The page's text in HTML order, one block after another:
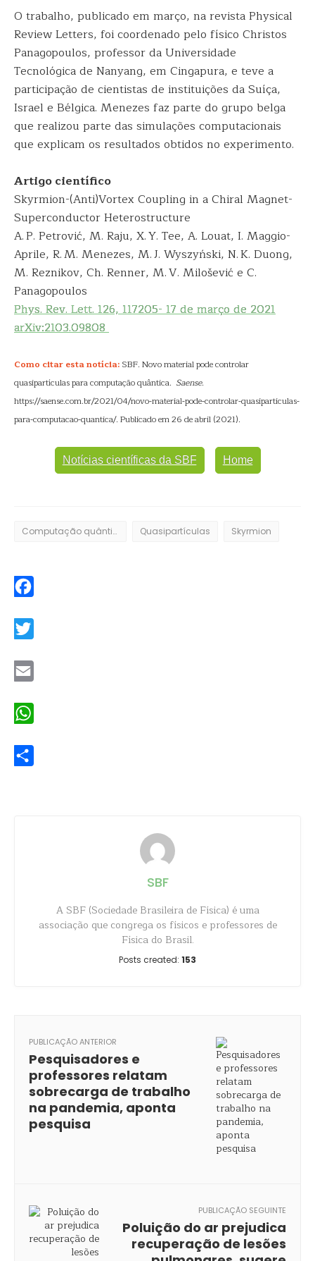
O trabalho, publicado em março, na revista Physical
Review Letters, foi coordenado pelo físico Christos
Panagopoulos, professor da Universidade
Tecnológica de Nanyang, em Cingapura, e teve a
participação de cientistas de instituições da Suíça,
Israel e Bélgica. Menezes faz parte do grupo belga
que realizou parte das simulações computacionais
que explicam os resultados obtidos no experimento.
Artigo científico
Skyrmion-(Anti)Vortex Coupling in a Chiral Magnet-
Superconductor Heterostructure
A. P. Petrović, M. Raju, X. Y. Tee, A. Louat, I. Maggio-
Aprile, R. M. Menezes, M. J. Wyszyński, N. K. Duong,
M. Reznikov, Ch. Renner, M. V. Milošević e C.
Panagopoulos
Phys. Rev. Lett. 126, 117205- 17 de março de 2021
arXiv:2103.09808
Como citar esta notícia: SBF. Novo material pode controlar
quasipartículas para computação quântica. Saense.
https://saense.com.br/2021/04/novo-material-pode-controlar-quasiparticulas-
para-computacao-quantica/. Publicado em 26 de abril (2021).
Notícias científicas da SBF Home
Computação quântica Quasipartículas Skyrmion
SBF
A SBF (Sociedade Brasileira de Física) é uma
associação que congrega os físicos e professores de
Física do Brasil.
Posts created: 153
PUBLICAÇÃO ANTERIOR
Pesquisadores e
professores relatam
sobrecarga de trabalho
na pandemia, aponta
pesquisa
PUBLICAÇÃO SEGUINTE
Poluição do ar prejudica
recuperação de lesões